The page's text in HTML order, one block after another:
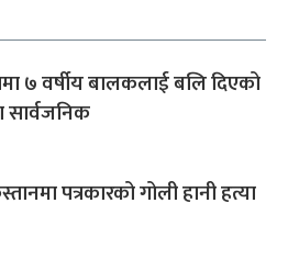
७ वर्षीय बालकलाई बलि दिएको
सार्वजनिक
पत्रकारको गोली हानी हत्या